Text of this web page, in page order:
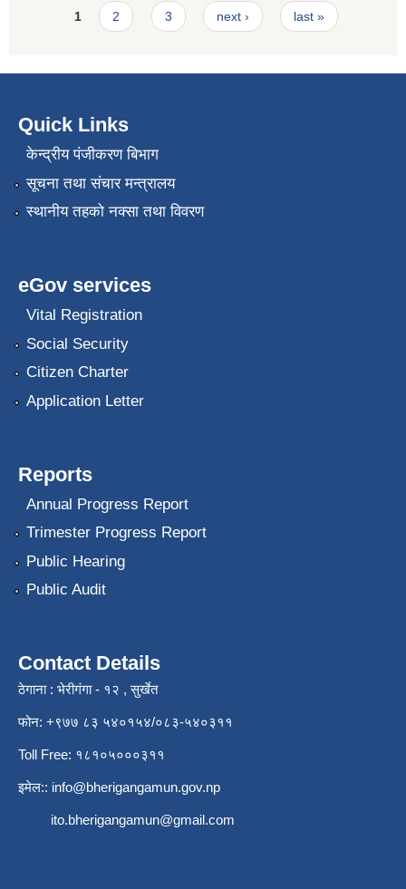
Pages
1 2 3 next › last »
Quick Links
केन्द्रीय पंजीकरण बिभाग
सूचना तथा संचार मन्त्रालय
स्थानीय तहको नक्सा तथा विवरण
eGov services
Vital Registration
Social Security
Citizen Charter
Application Letter
Reports
Annual Progress Report
Trimester Progress Report
Public Hearing
Public Audit
Contact Details
ठेगाना : भेरीगंगा - १२ , सुर्खेत
फोन: +९७७ ८३ ५४०१५४/०८३-५४०३११
Toll Free: १८१०५०००३११
इमेल:: info@bherigangamun.gov.np
ito.bherigangamun@gmail.com